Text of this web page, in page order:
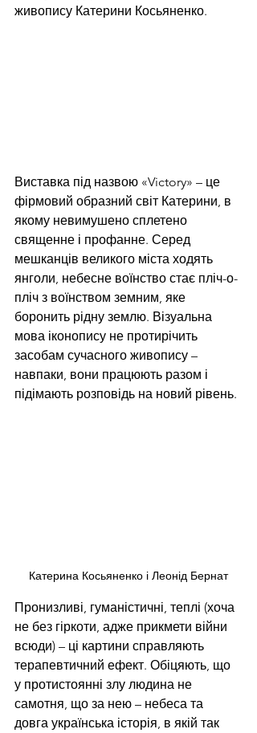
живопису Катерини Косьяненко.
Виставка під назвою «Victory» – це
фірмовий образний світ Катерини, в
якому невимушено сплетено
священне і профанне. Серед
мешканців великого міста ходять
янголи, небесне воїнство стає пліч-о-
пліч з воїнством земним, яке
боронить рідну землю. Візуальна
мова іконопису не протирічить
засобам сучасного живопису –
навпаки, вони працюють разом і
підімають розповідь на новий рівень.
Катерина Косьяненко і Леонід Бернат
Пронизливі, гуманістичні, теплі (хоча
не без гіркоти, адже прикмети війни
всюди) – ці картини справляють
терапевтичний ефект. Обіцяють, що
у протистоянні злу людина не
самотня, що за нею – небеса та
довга українська історія, в якій так